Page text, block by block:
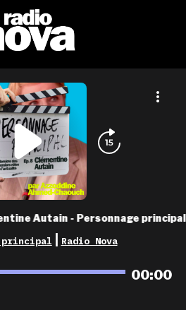
Autain - Personnage
principal Radio Nova
00:00